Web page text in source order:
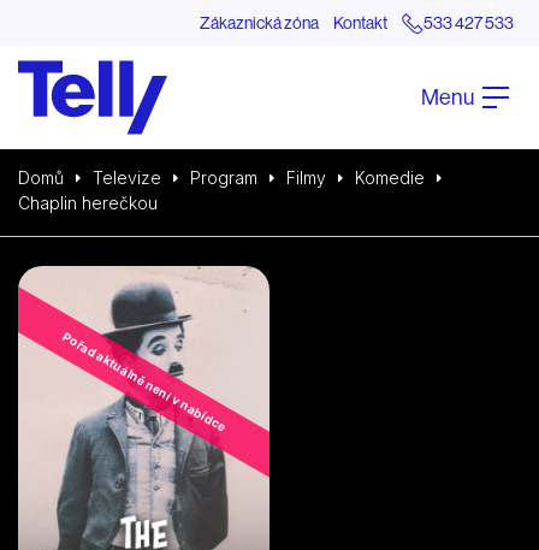
Zákaznická zóna Kontakt 533 427 533
Menu
Domů Televize Program Filmy
Komedie
Chaplin herečkou
Pořad aktuálně není v nabídce